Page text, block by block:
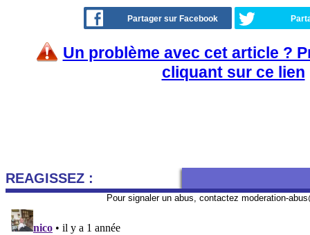
Partager sur Facebook
Un problème avec cet article ?
cliquant sur ce lien
REAGISSEZ :
Pour signaler un abus, contactez moderation-